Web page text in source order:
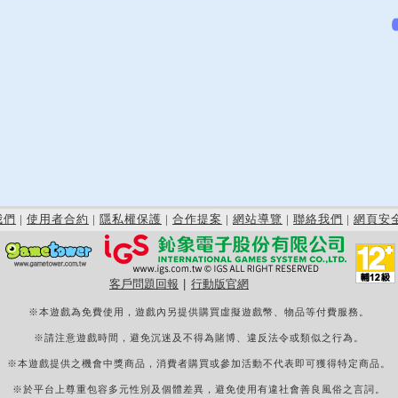
們 | 使用者合約 | 隱私權保護 | 合作提案 | 網站導覽 | 聯絡我們 | 網頁安
客戶問題回報 行動版官網
※本遊戲為免費使用，遊戲內另提供購買虛擬遊戲幣、物品等付費服務。
※請注意遊戲時間，避免沉迷及不得為賭博、違反法令或類似之行為。
※本遊戲提供之機會中獎商品，消費者購買或參加活動不代表即可獲得特定商品。
※於平台上尊重包容多元性別及個體差異，避免使用有違社會善良風俗之言詞。